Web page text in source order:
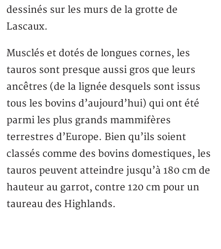
dessinés sur les murs de la grotte de
Lascaux.
Musclés et dotés de longues cornes, les
tauros sont presque aussi gros que leurs
ancêtres (de la lignée desquels sont issus
tous les bovins d’aujourd’hui) qui ont été
parmi les plus grands mammifères
terrestres d’Europe. Bien qu’ils soient
classés comme des bovins domestiques, les
tauros peuvent atteindre jusqu’à 180 cm de
hauteur au garrot, contre 120 cm pour un
taureau des Highlands.